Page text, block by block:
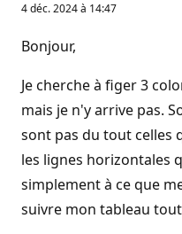
4 déc. 2024 à 14:47
Bonjour,
Je cherche à figer 3
mais je n'y arrive pas.
sont pas du tout celles
les lignes horizontales
simplement à ce que
suivre mon tableau